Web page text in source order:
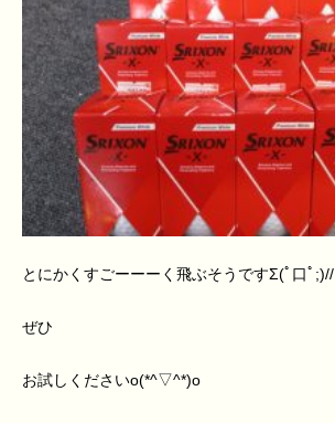
とにかくすごーーーく飛ぶそうですΣ(ﾟ口ﾟ;)//
ぜひ
お試しくださいo(*^▽^*)o